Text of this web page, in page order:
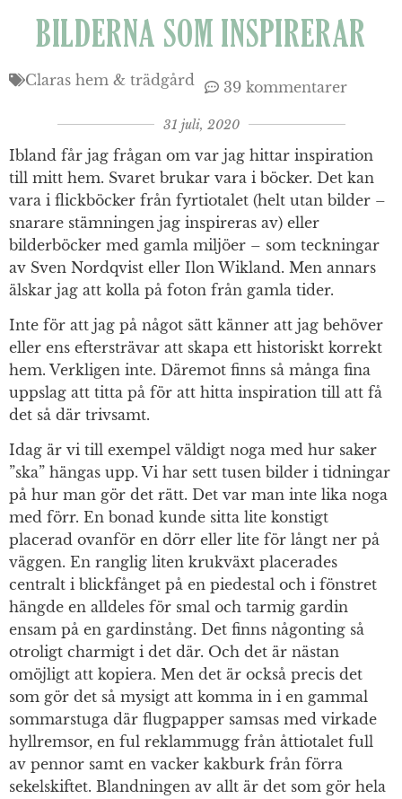
BILDERNA SOM INSPIRERAR
Claras hem & trädgård 39 kommentarer
31 juli, 2020
Ibland får jag frågan om var jag hittar inspiration
till mitt hem. Svaret brukar vara i böcker. Det kan
vara i flickböcker från fyrtiotalet (helt utan bilder –
snarare stämningen jag inspireras av) eller
bilderböcker med gamla miljöer – som teckningar
av Sven Nordqvist eller Ilon Wikland. Men annars
älskar jag att kolla på foton från gamla tider.
Inte för att jag på något sätt känner att jag behöver
eller ens eftersträvar att skapa ett historiskt korrekt
hem. Verkligen inte. Däremot finns så många fina
uppslag att titta på för att hitta inspiration till att få
det så där trivsamt.
Idag är vi till exempel väldigt noga med hur saker
”ska” hängas upp. Vi har sett tusen bilder i tidningar
på hur man gör det rätt. Det var man inte lika noga
med förr. En bonad kunde sitta lite konstigt
placerad ovanför en dörr eller lite för långt ner på
väggen. En ranglig liten krukväxt placerades
centralt i blickfånget på en piedestal och i fönstret
hängde en alldeles för smal och tarmig gardin
ensam på en gardinstång. Det finns någonting så
otroligt charmigt i det där. Och det är nästan
omöjligt att kopiera. Men det är också precis det
som gör det så mysigt att komma in i en gammal
sommarstuga där flugpapper samsas med virkade
hyllremsor, en ful reklammugg från åttiotalet full
av pennor samt en vacker kakburk från förra
sekelskiftet. Blandningen av allt är det som gör hela